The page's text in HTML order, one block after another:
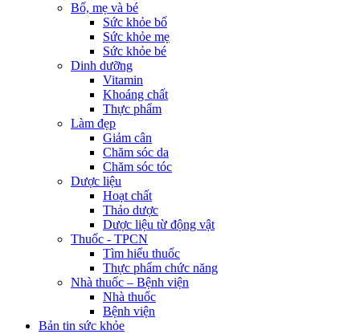
Bố, mẹ và bé
Sức khỏe bố
Sức khỏe mẹ
Sức khỏe bé
Dinh dưỡng
Vitamin
Khoáng chất
Thực phẩm
Làm đẹp
Giảm cân
Chăm sóc da
Chăm sóc tóc
Dược liệu
Hoạt chất
Thảo dược
Dược liệu từ động vật
Thuốc - TPCN
Tìm hiểu thuốc
Thực phẩm chức năng
Nhà thuốc – Bệnh viện
Nhà thuốc
Bệnh viện
Bản tin sức khỏe